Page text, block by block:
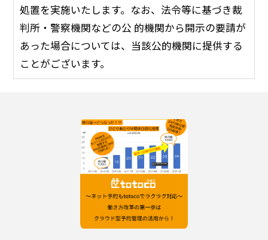
処置を実施いたします。なお、法令等に基づき裁
判所・警察機関などの公 的機関から開示の要請が
あった場合については、当該公的機関に提供する
ことがございます。